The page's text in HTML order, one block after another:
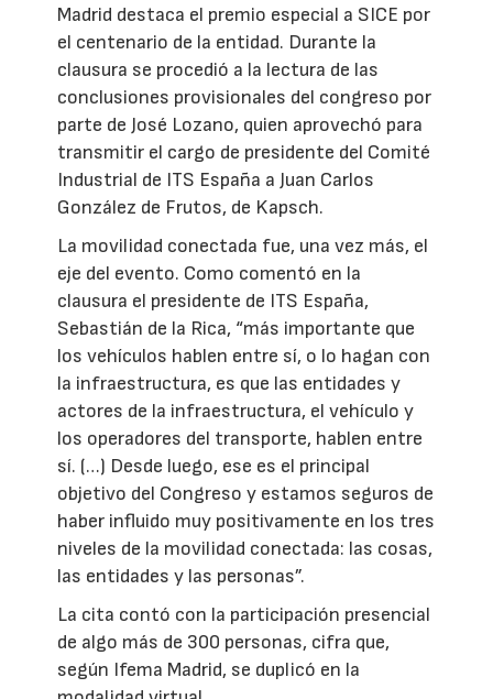
Madrid destaca el premio especial a SICE por
el centenario de la entidad. Durante la
clausura se procedió a la lectura de las
conclusiones provisionales del congreso por
parte de José Lozano, quien aprovechó para
transmitir el cargo de presidente del Comité
Industrial de ITS España a Juan Carlos
González de Frutos, de Kapsch.
La movilidad conectada fue, una vez más, el
eje del evento. Como comentó en la
clausura el presidente de ITS España,
Sebastián de la Rica, “más importante que
los vehículos hablen entre sí, o lo hagan con
la infraestructura, es que las entidades y
actores de la infraestructura, el vehículo y
los operadores del transporte, hablen entre
sí. (…) Desde luego, ese es el principal
objetivo del Congreso y estamos seguros de
haber influido muy positivamente en los tres
niveles de la movilidad conectada: las cosas,
las entidades y las personas”.
La cita contó con la participación presencial
de algo más de 300 personas, cifra que,
según Ifema Madrid, se duplicó en la